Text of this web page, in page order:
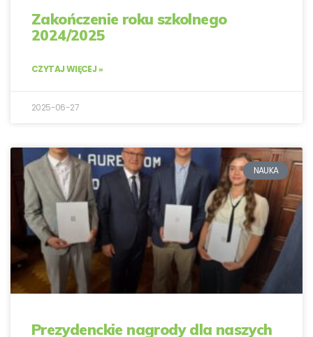
Zakończenie roku szkolnego
2024/2025
CZYTAJ WIĘCEJ »
2025-06-27
NAUKA
Prezydenckie nagrody dla naszych